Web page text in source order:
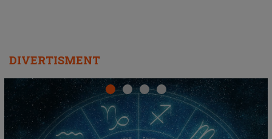
DIVERTISMENT